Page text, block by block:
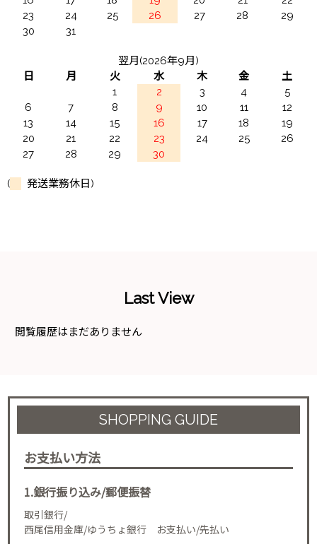
23
24 25 26 27 28
29
30
31
翌月(2026年9月)
日
月 火 水 木 金
土
1
2 3 4
5
6
7 8 9 10 11
12
13
14 15 16 17 18
19
20
21 22 23 24 25
26
27
28 29 30
( 発送業務休日)
Last View
閲覧履歴はまだありません
SHOPPING GUIDE
お支払い方法
1.銀行振り込み/郵便振替
取引銀行/
西尾信用金庫/ゆうちょ銀行 お支払い/先払い